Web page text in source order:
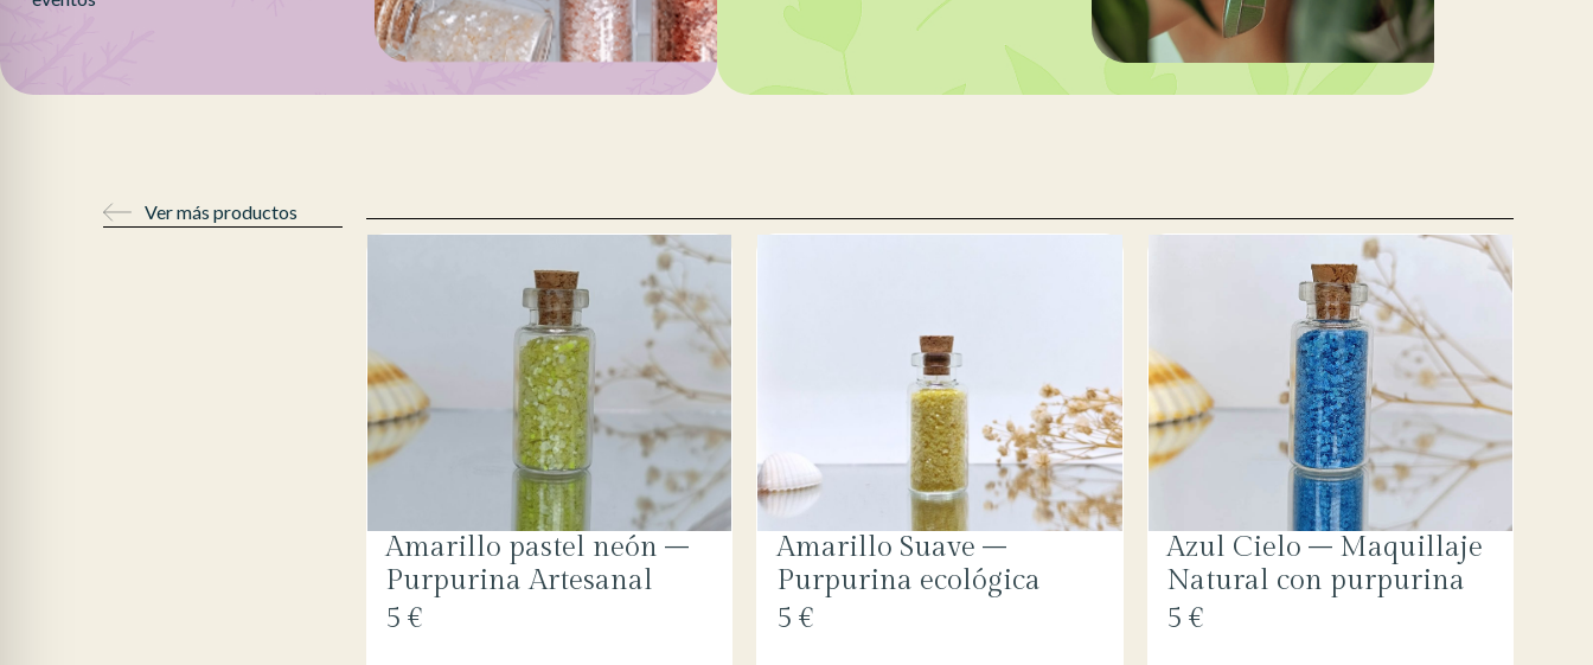
Ver más productos
Amarillo pastel neón –
Purpurina Artesanal
5 €
Amarillo Suave –
Purpurina ecológica
5 €
Azul Cielo – Maquillaje
Natural con purpurina
5 €